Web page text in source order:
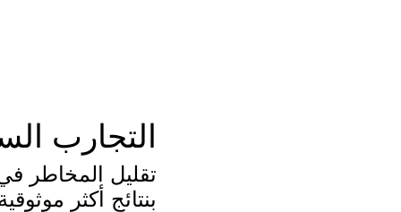
التجارب
تقليل المخاطر
بنتائج أكثر